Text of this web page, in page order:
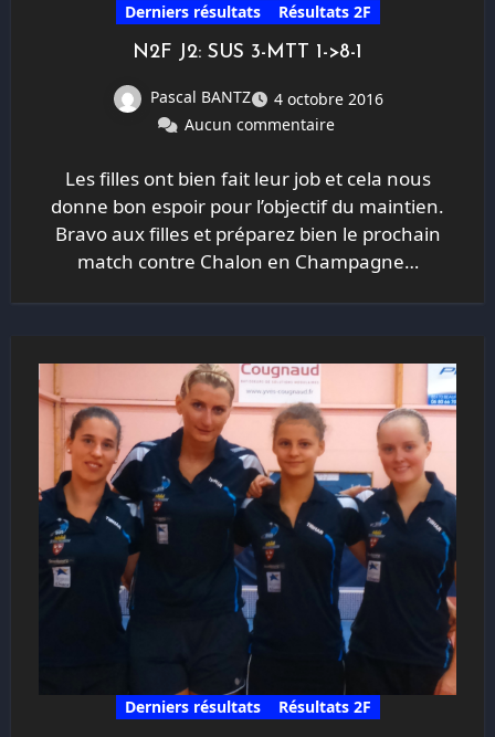
Derniers résultats Résultats 2F
N2F J2: SUS 3-MTT 1->8-1
Pascal BANTZ
4 octobre 2016
Aucun commentaire
Les filles ont bien fait leur job et cela nous
donne bon espoir pour l’objectif du maintien.
Bravo aux filles et préparez bien le prochain
match contre Chalon en Champagne…
Derniers résultats Résultats 2F